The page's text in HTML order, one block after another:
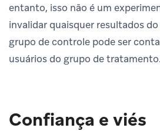
entanto, isso não é um
invalidar quaisquer resultados
grupo de controle pode ser
usuários do grupo de tratamento.
Confiança e viés